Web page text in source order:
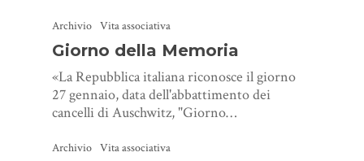
Archivio Vita associativa
Giorno della Memoria
«La Repubblica italiana riconosce il giorno
27 gennaio, data dell'abbattimento dei
cancelli di Auschwitz, "Giorno…
Archivio Vita associativa